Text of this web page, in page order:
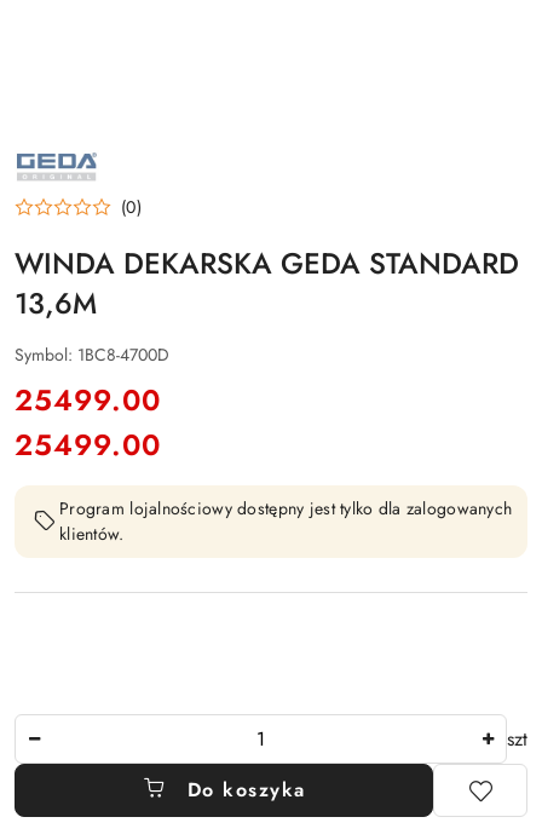
GEDA
(0)
WINDA DEKARSKA GEDA STANDARD
13,6M
Symbol: 1BC8-4700D
cena:
25499.00
Cena:
25499.00
Program lojalnościowy dostępny jest tylko dla zalogowanych
klientów.
szt
Do koszyka